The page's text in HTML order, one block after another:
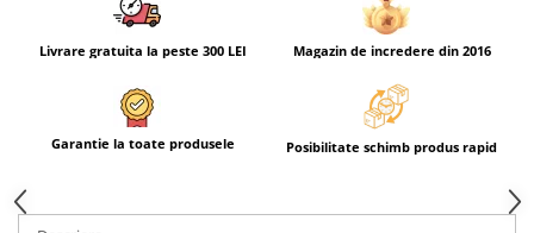
Livrare gratuita la peste 300 LEI Magazin de incredere din 2016
Garantie la toate produsele Posibilitate schimb produs rapid